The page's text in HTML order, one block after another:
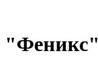
"Феникс"